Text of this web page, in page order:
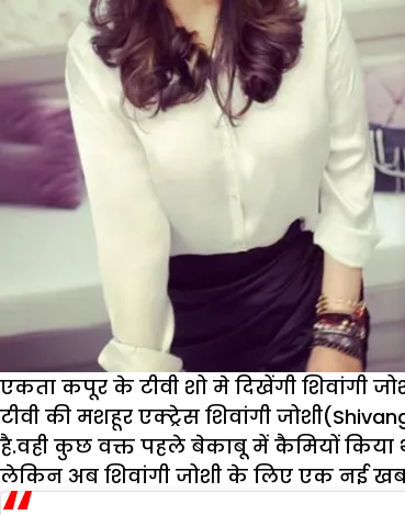
एकता कपूर के टीवी शो मे दिखेंगी शिवांगी
टीवी की मशहूर एक्ट्रेस शिवांगी
है.वही कुछ वक्त पहले बेकाबू में कैमियों किया
लेकिन अब शिवांगी जोशी के लिए एक नई